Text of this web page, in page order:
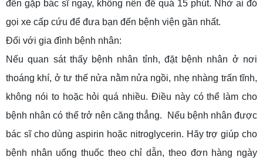
đến gặp bác sĩ ngay, không nên để quá 15 phút. Nhờ ai đó
gọi xe cấp cứu để đưa bạn đến bệnh viện gần nhất.
Đối với gia đình bệnh nhân:
Nếu quan sát thấy bệnh nhân tỉnh, đặt bệnh nhân ở nơi
thoáng khí, ở tư thế nửa nằm nửa ngồi, nhẹ nhàng trấn tĩnh,
không nói to hoặc hỏi quá nhiều. Điều này có thể làm cho
bệnh nhân có thể trở nên căng thẳng. Nếu bệnh nhân được
bác sĩ cho dùng aspirin hoặc nitroglycerin. Hãy trợ giúp cho
bệnh nhân uống thuốc theo chỉ dẫn, theo đơn hàng ngày